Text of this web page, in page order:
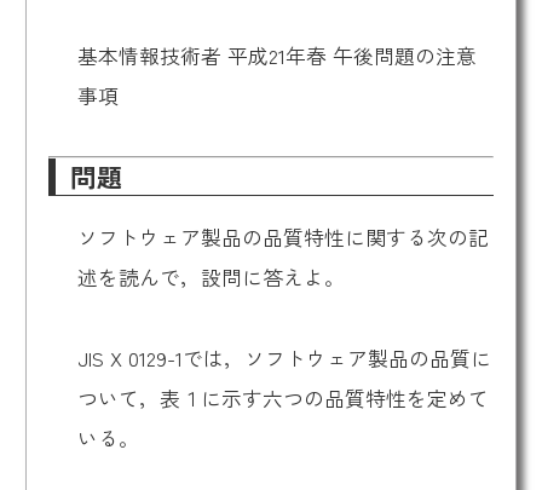
基本情報技術者 平成21年春 午後問題の注意
事項
問題
ソフトウェア製品の品質特性に関する次の記
述を読んで，設問に答えよ。
JIS X 0129-1では，ソフトウェア製品の品質に
ついて，表１に示す六つの品質特性を定めて
いる。